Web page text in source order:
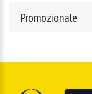
Promozionale